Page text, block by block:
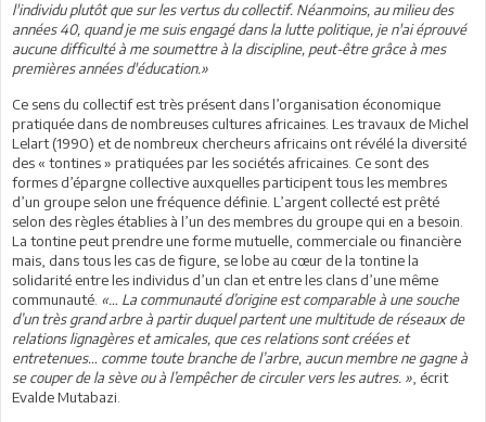
l'individu plutôt que sur les vertus du collectif. Néanmoins, au milieu des
années 40, quand je me suis engagé dans la lutte politique, je n'ai éprouvé
aucune difficulté à me soumettre à la discipline, peut-être grâce à mes
premières années d'éducation.»
Ce sens du collectif est très présent dans l’organisation économique
pratiquée dans de nombreuses cultures africaines. Les travaux de Michel
Lelart (1990) et de nombreux chercheurs africains ont révélé la diversité
des « tontines » pratiquées par les sociétés africaines. Ce sont des
formes d’épargne collective auxquelles participent tous les membres
d’un groupe selon une fréquence définie. L’argent collecté est prêté
selon des règles établies à l’un des membres du groupe qui en a besoin.
La tontine peut prendre une forme mutuelle, commerciale ou financière
mais, dans tous les cas de figure, se lobe au cœur de la tontine la
solidarité entre les individus d’un clan et entre les clans d’une même
communauté. «… La communauté d’origine est comparable à une souche
d’un très grand arbre à partir duquel partent une multitude de réseaux de
relations lignagères et amicales, que ces relations sont créées et
entretenues… comme toute branche de l’arbre, aucun membre ne gagne à
se couper de la sève ou à l’empêcher de circuler vers les autres. » , écrit
Evalde Mutabazi.